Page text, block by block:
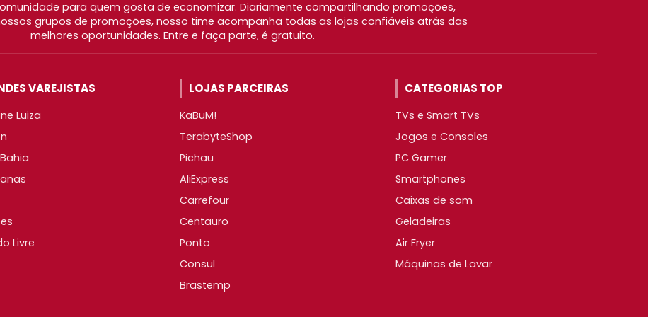
para quem gosta de economizar. Diariamente compartilhando promoções,
grupos de promoções, nosso time acompanha todas as lojas confiáveis atrás das
melhores oportunidades. Entre e faça parte, é gratuito.
VAREJISTAS
Luiza
Livre
LOJAS PARCEIRAS
KaBuM!
TerabyteShop
Pichau
AliExpress
Carrefour
Centauro
Ponto
Consul
Brastemp
CATEGORIAS TOP
TVs e Smart TVs
Jogos e Consoles
PC Gamer
Smartphones
Caixas de som
Geladeiras
Air Fryer
Máquinas de Lavar